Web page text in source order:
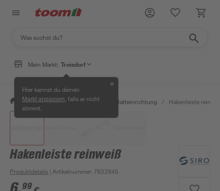
Mein Markt: Troisdorf
Hier kannst du deinen
Markt anpassen , falls er nicht
stimmt.
✕
/ Werkstatt & Maschinen / Werkstatteinrichtung / Hakenleiste
Hakenleiste reinweiß
Produktdetails | Artikelnummer: 7632845
99